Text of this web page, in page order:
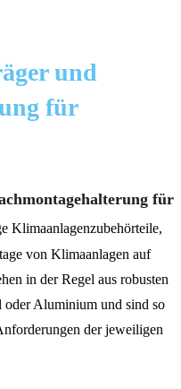
und
für
für
Klimaanlagenzubehörteile,
von Klimaanlagen auf
in der Regel aus robusten
Aluminium und sind so
der jeweiligen